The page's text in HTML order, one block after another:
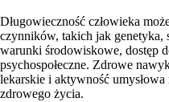
Długowieczność człowieka
czynników, takich jak genetyka,
warunki środowiskowe, dostęp
psychospołeczne. Zdrowe
lekarskie i aktywność
zdrowego życia.